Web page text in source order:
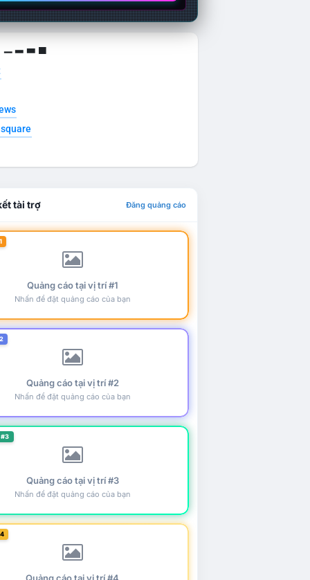
▁ ▂ ▃ ▄
tài trợ Đăng quảng cáo
Quảng cáo tại vị trí #1
Nhấn để đặt quảng cáo của bạn
Quảng cáo tại vị trí #2
Nhấn để đặt quảng cáo của bạn
Quảng cáo tại vị trí #3
Nhấn để đặt quảng cáo của bạn